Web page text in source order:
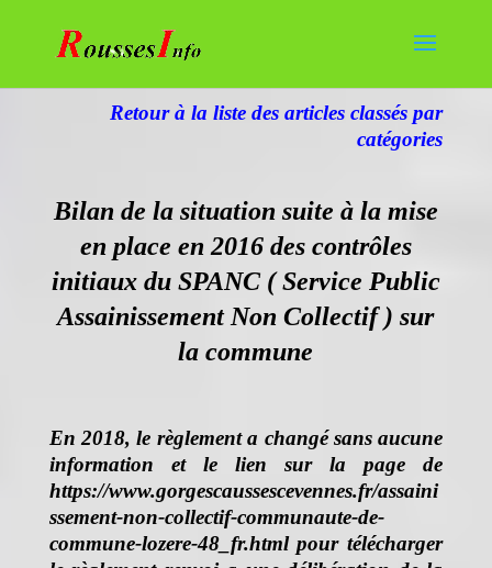
Retour à la liste des articles classés par
catégories
Bilan de la situation suite à la mise
en place en 2016 des contrôles
initiaux du SPANC ( Service Public
Assainissement Non Collectif ) sur
la commune
En 2018, le règlement a changé sans aucune
information et le lien sur la page de
https://www.gorgescaussescevennes.fr/assaini
ssement-non-collectif-communaute-de-
commune-lozere-48_fr.htmlpour télécharger